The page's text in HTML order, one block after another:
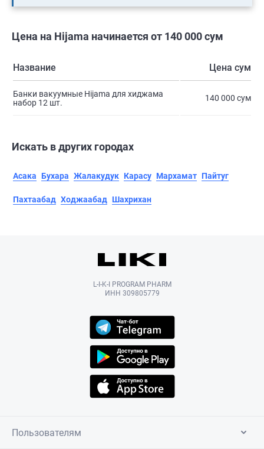
Цена на Hijama начинается от 140 000 сум
Название Цена сум
Банки вакуумные Hijama для хиджама
набор 12 шт.
140 000 сум
Искать в других городах
Асака Бухара Жалакудук Карасу Мархамат Пайтуг
Пахтаабад Ходжаабад Шахрихан
L-I-K-I PROGRAM PHARM
ИНН 309805779
Пользователям